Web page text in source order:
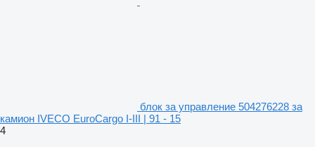
блок за управление 504276228 за
камион IVECO EuroCargo I-III | 91 - 15
4